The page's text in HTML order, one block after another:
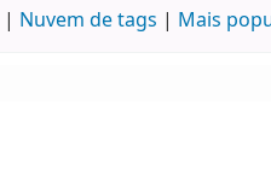
Nuvem de tags Mais